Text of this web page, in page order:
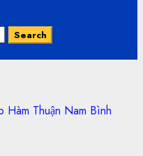
Hàm Thuận Nam Bình